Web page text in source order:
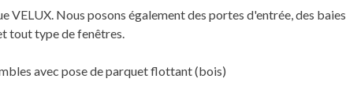
VELUX. Nous posons également des portes d'entrée, des baies
tout type de fenêtres.
avec pose de parquet flottant (bois)